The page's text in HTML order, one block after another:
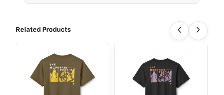
Related Products